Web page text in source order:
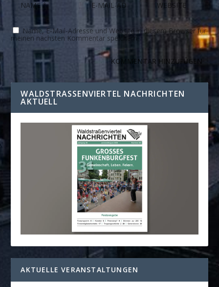
Name, E-Mail-Adresse und Website in diesem Browser für
meinen nächsten Kommentar speichern.
WALDSTRASSENVIERTEL NACHRICHTEN A
KTUELL
AKTUELLE VERANSTALTUNGEN